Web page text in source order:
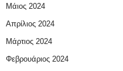
Μάιος 2024
Απρίλιος 2024
Μάρτιος 2024
Φεβρουάριος 2024